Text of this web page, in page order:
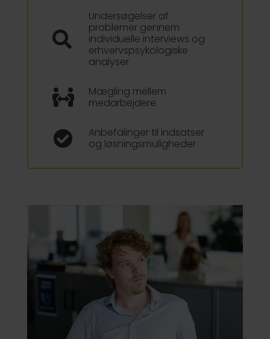

Undersøgelser af
problemer gennem
individuelle interviews og
erhvervspsykologiske
analyser

Mægling mellem
medarbejdere

Anbefalinger til indsatser
og løsningsmuligheder